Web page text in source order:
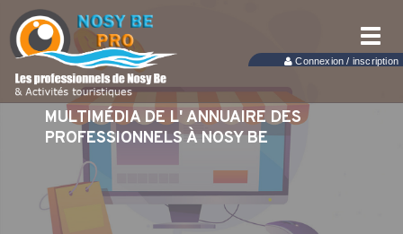
Connexion / inscription
MULTIMÉDIA DE L' ANNUAIRE DES
PROFESSIONNELS À NOSY BE